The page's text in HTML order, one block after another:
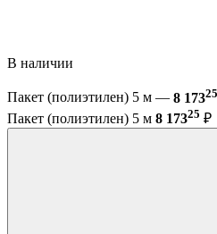
В наличии
Пакет (полиэтилен) 5 м — 8 17325
Пакет (полиэтилен) 5 м 8 17325 ₽